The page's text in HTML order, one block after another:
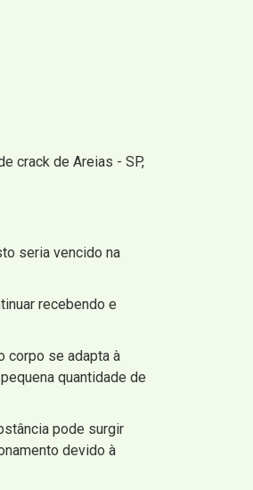
crack de Areias - SP,
seria vencido na
recebendo e
corpo se adapta à
quantidade de
pode surgir
devido à